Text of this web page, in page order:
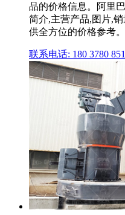
品的价格信息。阿里
简介,主营产品,图片,
供全方位的价格参考。
联系电话: 180 3780